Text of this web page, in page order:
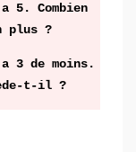
5. Combien
plus ?
3 de moins.
t-il ?